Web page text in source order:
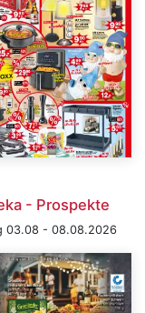
- Prospekte
03.08 - 08.08.2026